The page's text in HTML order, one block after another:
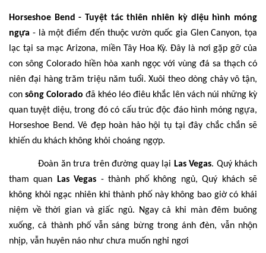
Horseshoe Bend - Tuyệt tác thiên nhiên kỳ diệu hình móng
ngựa - là một điểm đến thuộc vườn quốc gia Glen Canyon, tọa
lạc tại sa mạc Arizona, miền Tây Hoa Kỳ. Đây là nơi gặp gỡ của
con sông Colorado hiền hòa xanh ngọc với vùng đá sa thạch có
niên đại hàng trăm triệu năm tuổi. Xuôi theo dòng chảy vô tận,
con sông Colorado đã khéo léo điêu khắc lên vách núi những kỳ
quan tuyệt diệu, trong đó có cấu trúc độc đáo hình móng ngựa,
Horseshoe Bend. Vẻ đẹp hoàn hảo hội tụ tại đây chắc chắn sẽ
khiến du khách không khỏi choáng ngợp.
Đoàn ăn trưa trên đường quay lại Las Vegas. Quý khách
tham quan
Las Vegas - thành phố không ngủ, Quý khách sẽ
không khỏi ngạc nhiên khi thành phố này không bao giờ có khái
niệm về thời gian và giấc ngủ. Ngay cả khi màn đêm buông
xuống, cả thành phố vẫn sáng bừng trong ánh đèn, vẫn nhộn
nhịp, vẫn huyên náo như chưa muốn nghỉ ngơi